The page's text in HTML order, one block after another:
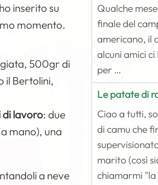
inserito su
momento.
500gr di
il Bertolini,
lavoro: due
mano), una
a neve
Qualche
finale del
americano, il
alcuni amici
per …
Le patate di
Ciao a tutti,
di camu che
marito (così
chiamarmi